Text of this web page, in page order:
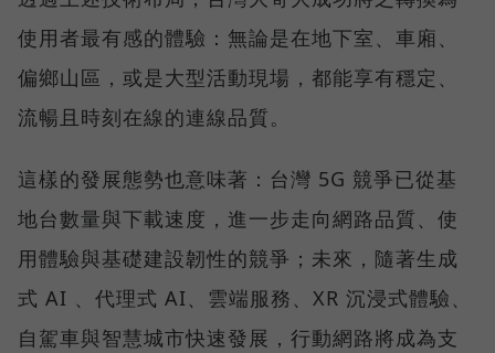
使用者最有感的體驗：無論是在地下室、車廂、
偏鄉山區，或是大型活動現場，都能享有穩定、
流暢且時刻在線的連線品質。
這樣的發展態勢也意味著：台灣 5G 競爭已從基
地台數量與下載速度，進一步走向網路品質、使
用體驗與基礎建設韌性的競爭；未來，隨著生成
式 AI 、代理式 AI、雲端服務、XR 沉浸式體驗、
自駕車與智慧城市快速發展，行動網路將成為支